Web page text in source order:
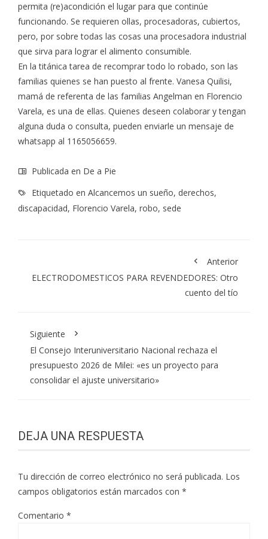
permita (re)acondición el lugar para que continúe
funcionando. Se requieren ollas, procesadoras, cubiertos,
pero, por sobre todas las cosas una procesadora industrial
que sirva para lograr el alimento consumible.
En la titánica tarea de recomprar todo lo robado, son las
familias quienes se han puesto al frente. Vanesa Quilisi,
mamá de referenta de las familias Angelman en Florencio
Varela, es una de ellas. Quienes deseen colaborar y tengan
alguna duda o consulta, pueden enviarle un mensaje de
whatsapp al 1165056659.
Publicada en De a Pie
Etiquetado en Alcancemos un sueño, derechos,
discapacidad, Florencio Varela, robo, sede
Anterior
ELECTRODOMESTICOS PARA REVENDEDORES: Otro
cuento del tío
Siguiente
El Consejo Interuniversitario Nacional rechaza el
presupuesto 2026 de Milei: «es un proyecto para
consolidar el ajuste universitario»
DEJA UNA RESPUESTA
Tu dirección de correo electrónico no será publicada. Los
campos obligatorios están marcados con *
Comentario *